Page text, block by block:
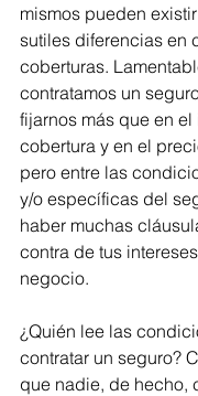
mismos pueden
sutiles diferencias en
coberturas.
contratamos un
fijarnos más que en
cobertura y en el
pero entre las
y/o específicas del
haber muchas
contra de tus
negocio.
¿Quién lee las
contratar un seguro?
que nadie, de hecho,